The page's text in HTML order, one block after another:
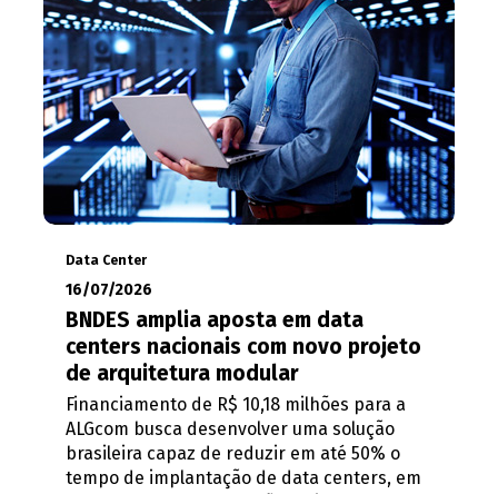
Data Center
16/07/2026
BNDES amplia aposta em data
centers nacionais com novo projeto
de arquitetura modular
Financiamento de R$ 10,18 milhões para a
ALGcom busca desenvolver uma solução
brasileira capaz de reduzir em até 50% o
tempo de implantação de data centers, em